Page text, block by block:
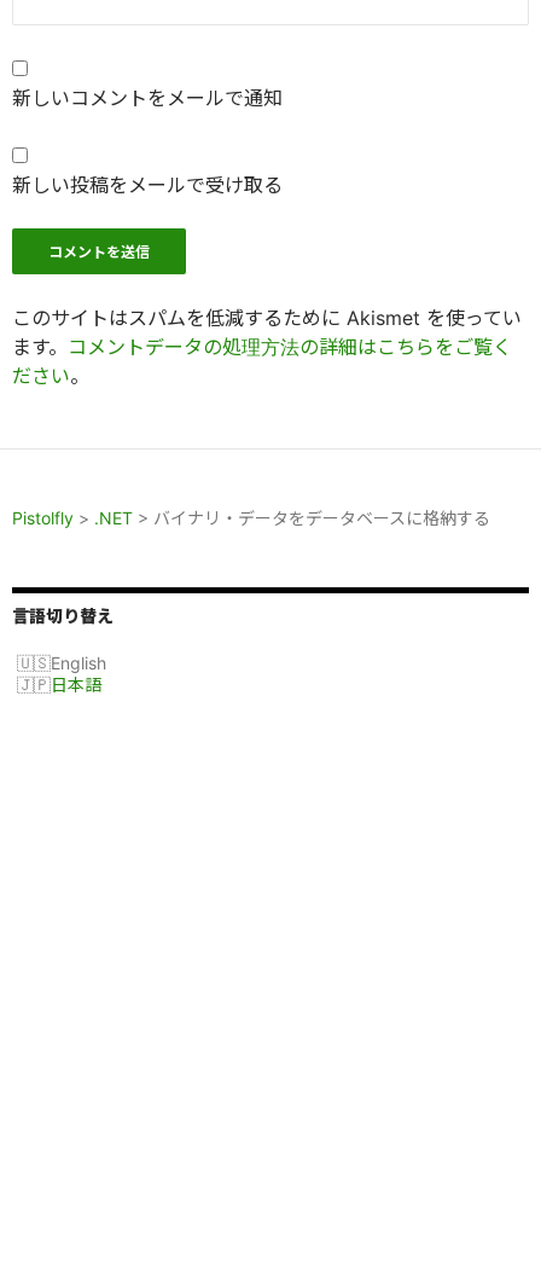
新しいコメントをメールで通知
新しい投稿をメールで受け取る
このサイトはスパムを低減するために Akismet を使ってい
ます。 コメントデータの処理方法の詳細はこちらをご覧く
ださい。
Pistolfly > .NET > バイナリ・データをデータベースに格納する
言語切り替え
English
日本語